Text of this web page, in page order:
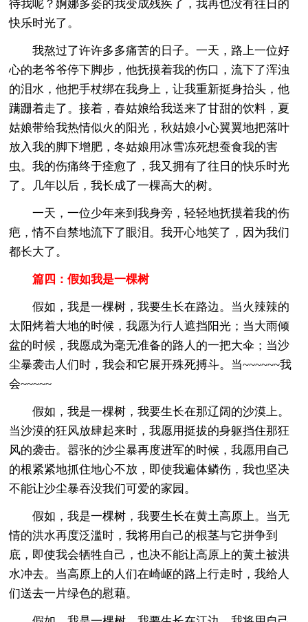
待我呢？婀娜多姿的我变成残疾了，我再也没有往日的
快乐时光了。
我熬过了许许多多痛苦的日子。一天，路上一位好
心的老爷爷停下脚步，他抚摸着我的伤口，流下了浑浊
的泪水，他把手杖绑在我身上，让我重新挺身抬头，他
蹒跚着走了。接着，春姑娘给我送来了甘甜的饮料，夏
姑娘带给我热情似火的阳光，秋姑娘小心翼翼地把落叶
放入我的脚下增肥，冬姑娘用冰雪冻死想蚕食我的害
虫。我的伤痛终于痊愈了，我又拥有了往日的快乐时光
了。几年以后，我长成了一棵高大的树。
一天，一位少年来到我身旁，轻轻地抚摸着我的伤
疤，情不自禁地流下了眼泪。我开心地笑了，因为我们
都长大了。
篇四：假如我是一棵树
假如，我是一棵树，我要生长在路边。当火辣辣的
太阳烤着大地的时候，我愿为行人遮挡阳光；当大雨倾
盆的时候，我愿成为毫无准备的路人的一把大伞；当沙
尘暴袭击人们时，我会和它展开殊死搏斗。当~~~~~~我
会~~~~~
假如，我是一棵树，我要生长在那辽阔的沙漠上。
当沙漠的狂风放肆起来时，我愿用挺拔的身躯挡住那狂
风的袭击。嚣张的沙尘暴再度进军的时候，我愿用自己
的根紧紧地抓住地心不放，即使我遍体鳞伤，我也坚决
不能让沙尘暴吞没我们可爱的家园。
假如，我是一棵树，我要生长在黄土高原上。当无
情的洪水再度泛滥时，我将用自己的根茎与它拼争到
底，即使我会牺牲自己，也决不能让高原上的黄土被洪
水冲去。当高原上的人们在崎岖的路上行走时，我给人
们送去一片绿色的慰藉。